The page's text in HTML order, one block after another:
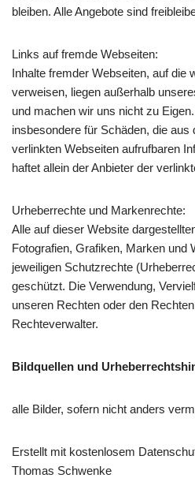
bleiben. Alle Angebote sind
Links auf fremde Webseiten:
Inhalte fremder Webseiten, auf die
verweisen, liegen außerhalb
und machen wir uns nicht zu
insbesondere für Schäden, die aus
verlinkten Webseiten aufrufbaren
haftet allein der Anbieter der
Urheberrechte und Markenrechte:
Alle auf dieser Website
Fotografien, Grafiken, Marken und
jeweiligen Schutzrechte
geschützt. Die Verwendung,
unseren Rechten oder den
Rechteverwalter.
Bildquellen und
alle Bilder, sofern nicht anders
Erstellt mit kostenlosem
Thomas Schwenke